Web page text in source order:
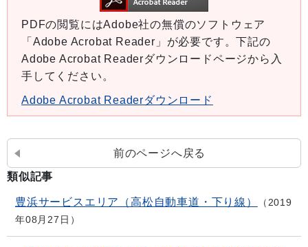
PDFの閲覧にはAdobe社の無償のソフトウェア
「Adobe Acrobat Reader」が必要です。下記の
Adobe Acrobat Readerダウンロードページから入
手してください。
Adobe Acrobat Readerダウンロード
前のページへ戻る
類似記事
豊浜サービスエリア（高松自動車道・下り線）
2019
年08月27日